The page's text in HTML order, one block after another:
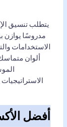
يتطلب تنسيق
مدروسًا يوازن
الاستخدامات
ألوان
أفضل